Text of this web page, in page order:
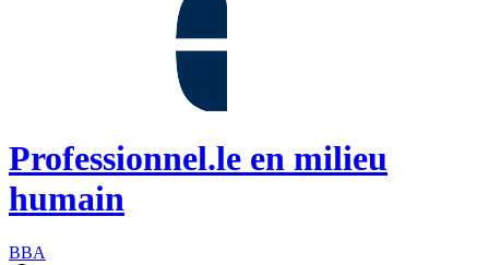
Professionnel.le en milieu
humain
BBA